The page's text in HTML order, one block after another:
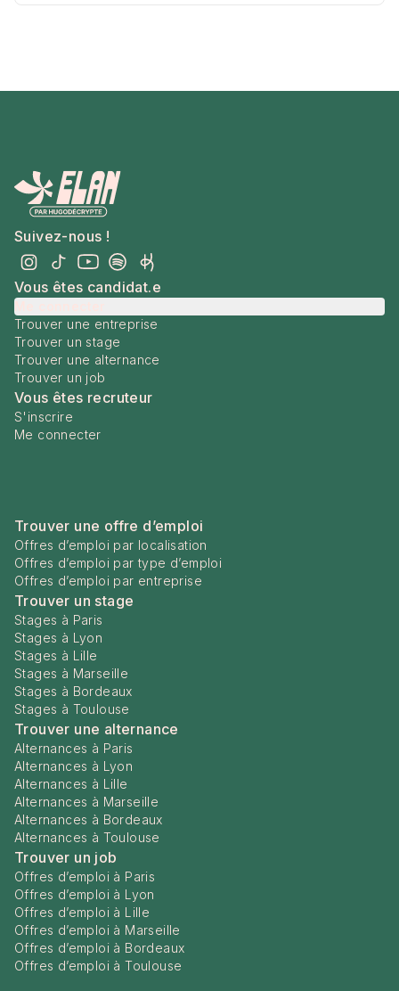
Suivez-nous !
Vous êtes candidat.e
Trouver une entreprise
Trouver un stage
Trouver une alternance
Trouver un job
Vous êtes recruteur
S'inscrire
Me connecter
Trouver une offre d’emploi
Offres d’emploi par localisation
Offres d’emploi par type d’emploi
Offres d’emploi par entreprise
Trouver un stage
Stages à Paris
Stages à Lyon
Stages à Lille
Stages à Marseille
Stages à Bordeaux
Stages à Toulouse
Trouver une alternance
Alternances à Paris
Alternances à Lyon
Alternances à Lille
Alternances à Marseille
Alternances à Bordeaux
Alternances à Toulouse
Trouver un job
Offres d’emploi à Paris
Offres d’emploi à Lyon
Offres d’emploi à Lille
Offres d’emploi à Marseille
Offres d’emploi à Bordeaux
Offres d’emploi à Toulouse